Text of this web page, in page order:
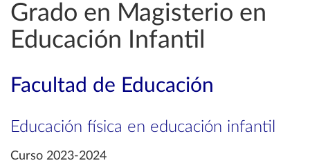
Grado en Magisterio en
Educación Infantil
Facultad de Educación
Educación física en educación infantil
Curso 2023-2024